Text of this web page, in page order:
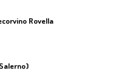
Rovella